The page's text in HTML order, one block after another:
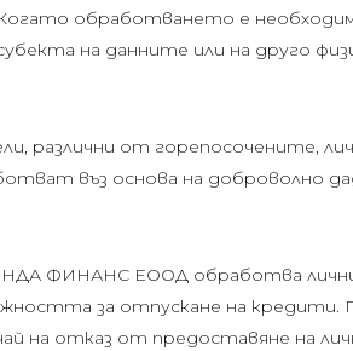
обработването е
на данните или на друго
различни от горепосочените,
въз основа на доброволно
ФИНАНС ЕООД обработва лични
за отпускане на
на отказ от предоставяне на